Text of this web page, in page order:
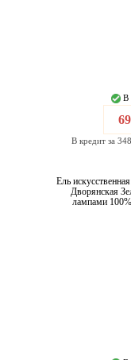
В
В кредит за
Ель
Дворянская
лампами